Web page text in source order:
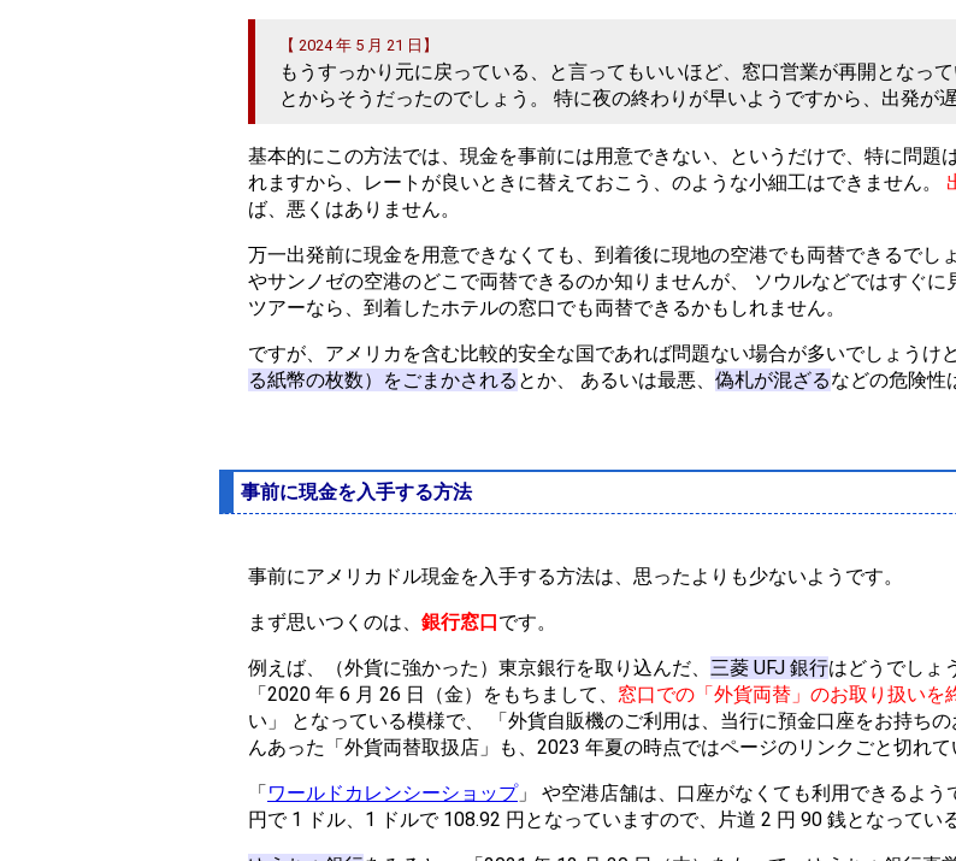
【 2024 年 5 月 21 日】
もうすっかり元に戻っている、と言ってもいいほど、窓口営業が再開となっ
とからそうだったのでしょう。 特に夜の終わりが早いようですから、出発が
基本的にこの方法では、現金を事前には用意できない、というだけで、特に問題
れますから、レートが良いときに替えておこう、のような小細工はできません。
ば、悪くはありません。
万一出発前に現金を用意できなくても、到着後に現地の空港でも両替できるでし
やサンノゼの空港のどこで両替できるのか知りませんが、 ソウルなどではすぐに
ツアーなら、到着したホテルの窓口でも両替できるかもしれません。
ですが、アメリカを含む比較的安全な国であれば問題ない場合が多いでしょうけ
る紙幣の枚数）をごまかされる とか、 あるいは最悪、 偽札が混ざるなどの危険性
事前に現金を入手する方法
事前にアメリカドル現金を入手する方法は、思ったよりも少ないようです。
まず思いつくのは、 銀行窓口です。
例えば、（外貨に強かった）東京銀行を取り込んだ、 三菱 UFJ 銀行はどうでしょ
「2020 年 6 月 26 日（金）をもちまして、 窓口での「外貨両替」のお取り扱いを
い」 となっている模様で、 「外貨自販機のご利用は、当行に預金口座をお持ち
んあった「外貨両替取扱店」も、2023 年夏の時点ではページのリンクごと切れ
「ワールドカレンシーショップ」 や空港店舗は、口座がなくても利用できるよう
円で 1 ドル、1 ドルで 108.92 円となっていますので、片道 2 円 90 銭となってい